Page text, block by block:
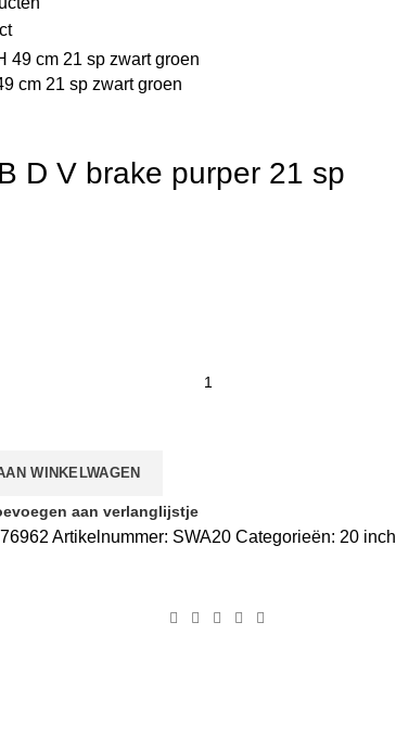
cm 21 sp zwart groen
D V brake purper 21 sp
WINKELWAGEN
aan verlanglijstje
Artikelnummer: SWA20 Categorieën: 20 inch